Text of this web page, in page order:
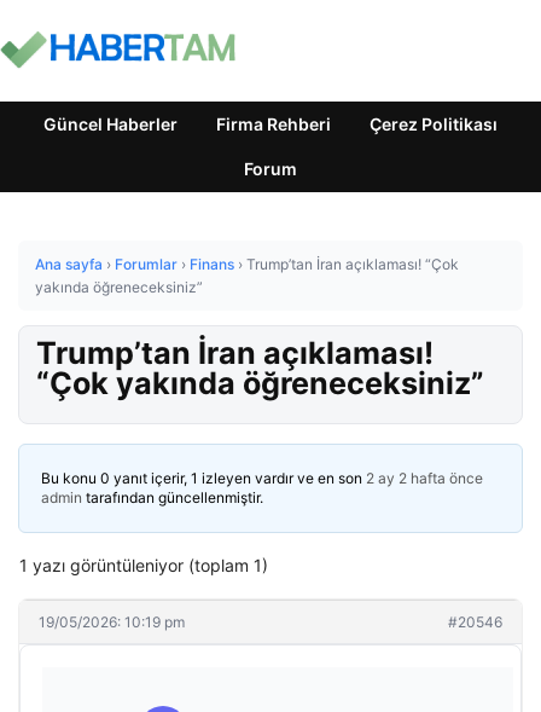
Güncel Haberler Firma Rehberi Çerez Politikası
Forum
Ana sayfa › Forumlar › Finans › Trump’tan İran açıklaması! “Çok
yakında öğreneceksiniz”
Trump’tan İran açıklaması!
“Çok yakında öğreneceksiniz”
Bu konu 0 yanıt içerir, 1 izleyen vardır ve en son 2 ay 2 hafta önce
admin tarafından güncellenmiştir.
1 yazı görüntüleniyor (toplam 1)
19/05/2026: 10:19 pm #20546